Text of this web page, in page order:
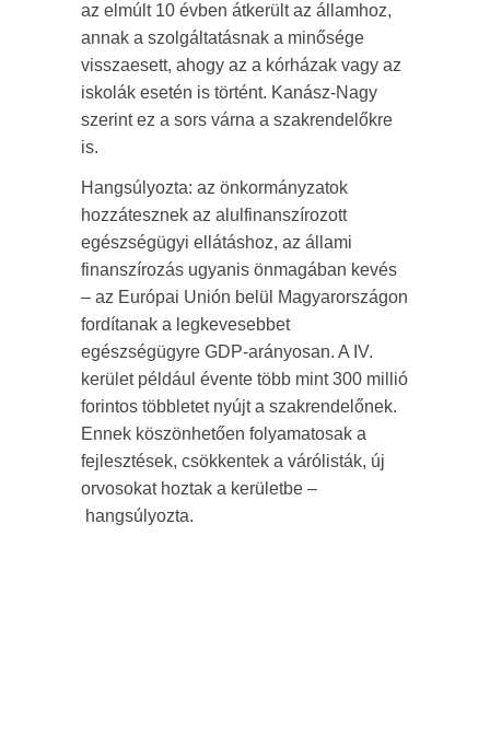
az elmúlt 10 évben átkerült az államhoz,
annak a szolgáltatásnak a minősége
visszaesett, ahogy az a kórházak vagy az
iskolák esetén is történt. Kanász-Nagy
szerint ez a sors várna a szakrendelőkre
is.
Hangsúlyozta: az önkormányzatok
hozzátesznek az alulfinanszírozott
egészségügyi ellátáshoz, az állami
finanszírozás ugyanis önmagában kevés
– az Európai Unión belül Magyarországon
fordítanak a legkevesebbet
egészségügyre GDP-arányosan. A IV.
kerület például évente több mint 300 millió
forintos többletet nyújt a szakrendelőnek.
Ennek köszönhetően folyamatosak a
fejlesztések, csökkentek a várólisták, új
orvosokat hoztak a kerületbe –
hangsúlyozta.